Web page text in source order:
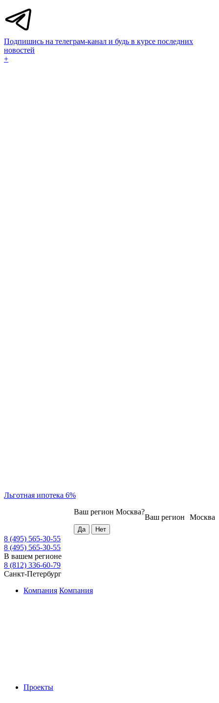
Подпишись на телеграм-канал и будь в курсе последних
новостей
+
Льготная ипотека 6%
Москва
Ваш регион
Ваш регион Москва?
8 (495) 565-30-55
8 (495) 565-30-55
В вашем регионе
8 (812) 336-60-79
Санкт-Петербург
Компания Компания
Проекты